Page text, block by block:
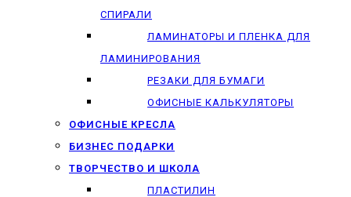
СПИРАЛИ
ЛАМИНАТОРЫ И ПЛЕНКА ДЛЯ
ЛАМИНИРОВАНИЯ
РЕЗАКИ ДЛЯ БУМАГИ
ОФИСНЫЕ КАЛЬКУЛЯТОРЫ
ОФИСНЫЕ КРЕСЛА
БИЗНЕС ПОДАРКИ
ТВОРЧЕСТВО И ШКОЛА
ПЛАСТИЛИН